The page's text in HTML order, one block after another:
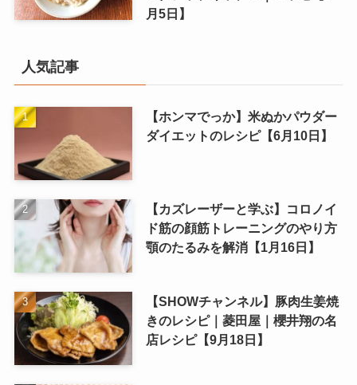
月5日】
人気記事
【ホンマでっか】米ぬかパウダー
ダイエットのレシピ【6月10日】
【カズレーザーと学ぶ】コロノイ
ド筋の顔筋トレーニングのやり方
顎のたるみを解消【1月16日】
【SHOWチャンネル】豚肉生姜焼
きのレシピ｜菱田屋｜櫻井翔の名
店レシピ【9月18日】